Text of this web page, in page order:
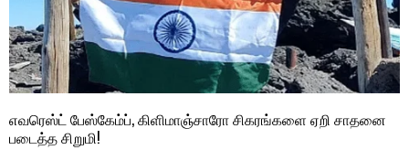
எவரெஸ்ட் பேஸ்கேம்ப், கிளிமாஞ்சாரோ சிகரங்களை ஏறி சாதனை
படைத்த சிறுமி!